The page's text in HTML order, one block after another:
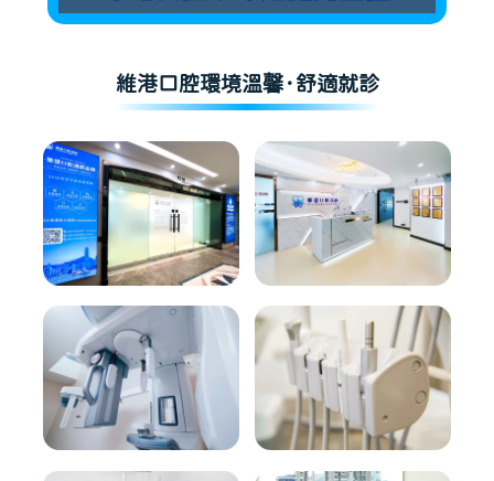
維港口腔環境溫馨·舒適就診